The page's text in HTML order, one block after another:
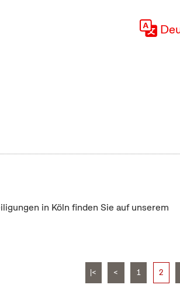
in Köln finden Sie auf unserem
|< < 1 2